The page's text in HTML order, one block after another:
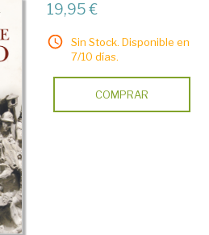
19,95 €
Sin Stock. Disponible en
7/10 días.
COMPRAR